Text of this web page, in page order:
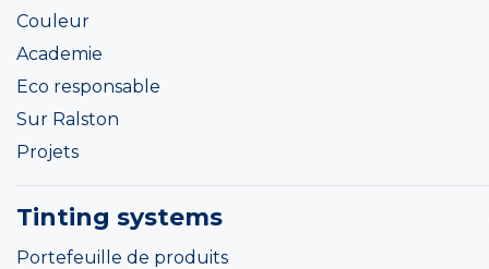
Couleur
Academie
Eco responsable
Sur Ralston
Projets
Tinting systems
Portefeuille de produits